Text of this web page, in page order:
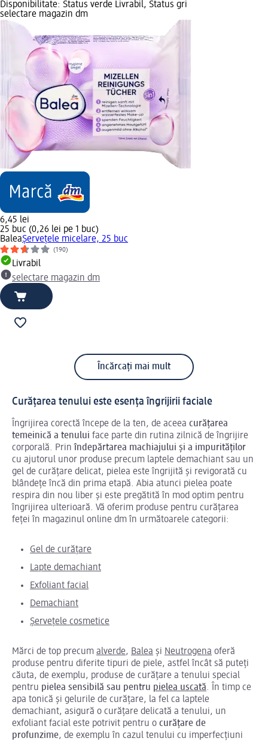
Disponibilitate: Status verde Livrabil, Status gri
selectare magazin dm
6,45 lei
25 buc (0,26 lei pe 1 buc)
BaleaȘervețele micelare, 25 buc
(190)
Livrabil
selectare magazin dm
Încărcați mai mult
Curățarea tenului este esența îngrijirii faciale
Îngrijirea corectă începe de la ten, de aceea curățarea
temeinică a tenului face parte din rutina zilnică de îngrijire
corporală. Prinîndepărtarea machiajului și a impurităților
cu ajutorul unor produse precum laptele demachiant sau un
gel de curățare delicat, pielea este îngrijită și revigorată cu
blândețe încă din prima etapă. Abia atunci pielea poate
respira din nou liber și este pregătită în mod optim pentru
îngrijirea ulterioară. Vă oferim produse pentru curățarea
feței în magazinul online dm în următoarele categorii:
Gel de curățare
Lapte demachiant
Exfoliant facial
Demachiant
Șervețele cosmetice
Mărci de top precum alverde, Balea și Neutrogena oferă
produse pentru diferite tipuri de piele, astfel încât să puteți
căuta, de exemplu, produse de curățare a tenului special
pentru pielea sensibilă sau pentru pielea uscată. În timp ce
apa tonică și gelurile de curățare, la fel ca laptele
demachiant, asigură o curățare delicată a tenului, un
exfoliant facial este potrivit pentru o curățare de
profunzime, de exemplu în cazul tenului cu imperfecțiuni